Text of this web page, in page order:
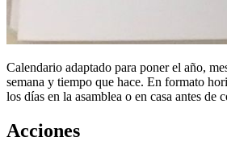
Calendario adaptado para poner el año,
semana y tiempo que hace. En formato
los días en la asamblea o en casa antes de
Acciones